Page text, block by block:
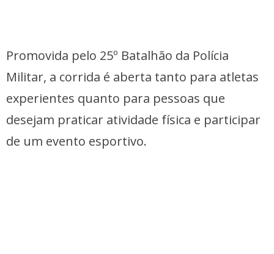
Promovida pelo 25º Batalhão da Polícia
Militar, a corrida é aberta tanto para atletas
experientes quanto para pessoas que
desejam praticar atividade física e participar
de um evento esportivo.